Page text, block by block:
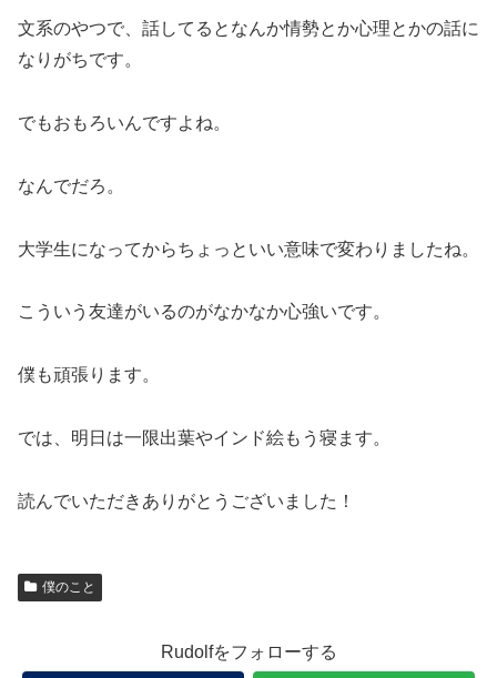
文系のやつで、話してるとなんか情勢とか心理とかの話に
なりがちです。
でもおもろいんですよね。
なんでだろ。
大学生になってからちょっといい意味で変わりましたね。
こういう友達がいるのがなかなか心強いです。
僕も頑張ります。
では、明日は一限出葉やインド絵もう寝ます。
読んでいただきありがとうございました！
僕のこと
Rudolfをフォローする